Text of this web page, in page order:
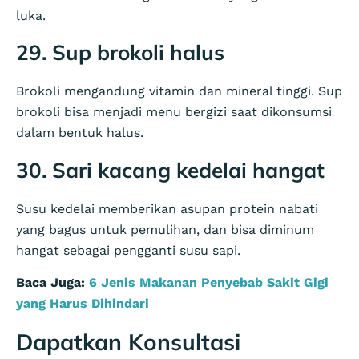
luka.
29. Sup brokoli halus
Brokoli mengandung vitamin dan mineral tinggi. Sup
brokoli bisa menjadi menu bergizi saat dikonsumsi
dalam bentuk halus.
30. Sari kacang kedelai hangat
Susu kedelai memberikan asupan protein nabati
yang bagus untuk pemulihan, dan bisa diminum
hangat sebagai pengganti susu sapi.
Baca Juga: 6 Jenis Makanan Penyebab Sakit Gigi
yang Harus Dihindari
Dapatkan Konsultasi